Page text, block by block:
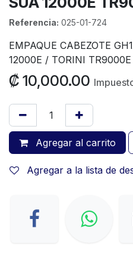
Referencia: 025-01-724
EMPAQUE CABEZOTE
12000E / TORINI TR9000E
₡ 10,000.00
Agregar al carrito
Agregar a la lista de